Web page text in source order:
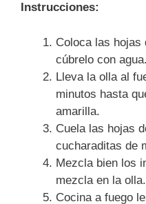
Instrucciones:
Coloca las hojas
cúbrelo con agua.
Lleva la olla al
minutos hasta
amarilla.
Cuela las hojas
cucharaditas de
Mezcla bien los
mezcla en la olla.
Cocina a fuego